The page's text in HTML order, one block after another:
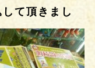
て頂きまし